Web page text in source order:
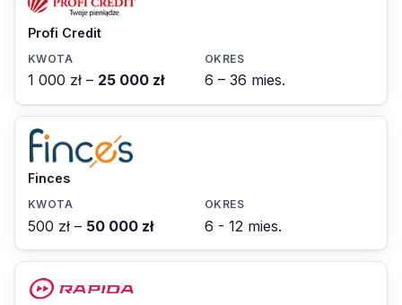
Profi Credit
1 000 zł – 25 000 zł 6 – 36 mies.
Finces
500 zł – 50 000 zł 6 - 12 mies.